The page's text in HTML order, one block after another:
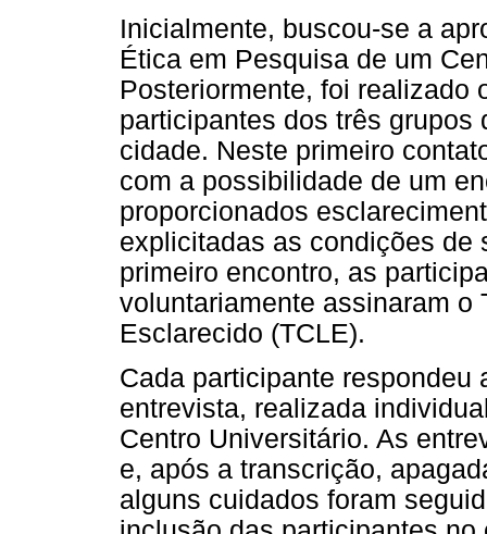
Inicialmente, buscou-se a
Ética em Pesquisa de um
Posteriormente, foi realizado
participantes dos três
cidade. Neste primeiro
com a possibilidade de um
proporcionados
explicitadas as condições de
primeiro encontro, as
voluntariamente assinaram o
Esclarecido (TCLE).
Cada participante respondeu
entrevista, realizada
Centro Universitário. As
e, após a transcrição,
alguns cuidados foram